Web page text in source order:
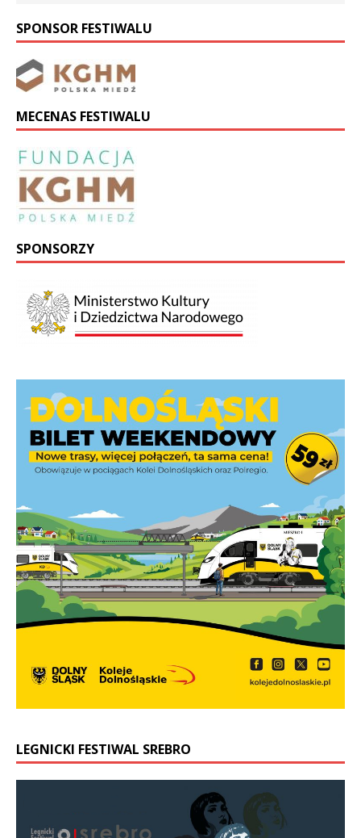
SPONSOR FESTIWALU
MECENAS FESTIWALU
SPONSORZY
LEGNICKI FESTIWAL SREBRO